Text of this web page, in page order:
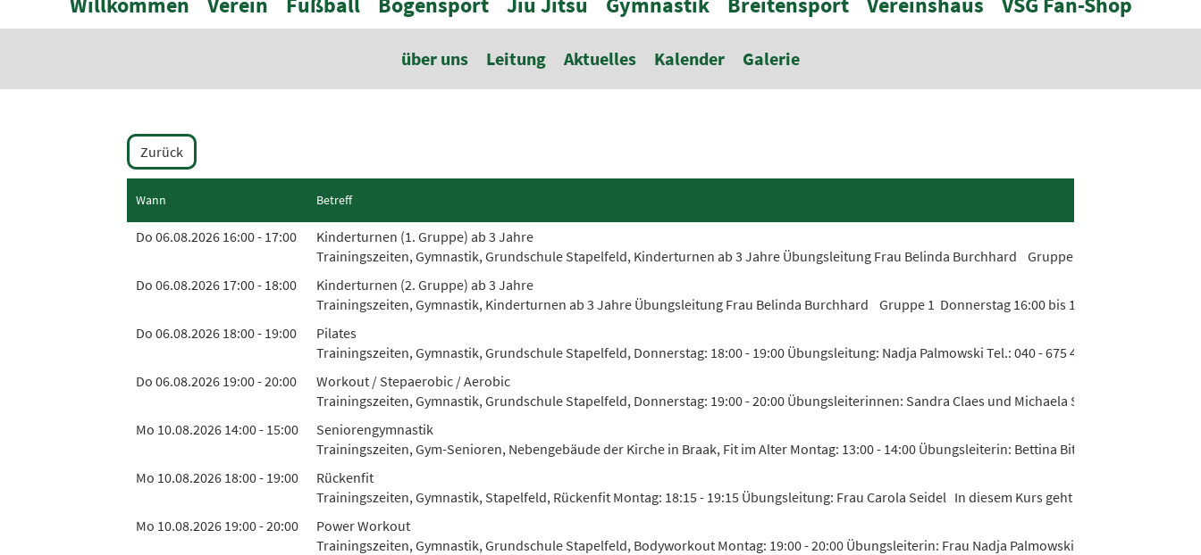
über uns Leitung Aktuelles Kalender Galerie
Zurück
Wann Betreff
Do 06.08.2026 16:00 - 17:00
Kinderturnen (1. Gruppe) ab 3 Jahre
Trainingszeiten, Gymnastik, Grundschule Stapelfeld, Kinderturnen ab 3 Jahre Übungsleitung Frau Belinda Burchhard Gruppe 1 Donnerstag 16:00
Do 06.08.2026 17:00 - 18:00
Kinderturnen (2. Gruppe) ab 3 Jahre
Trainingszeiten, Gymnastik, Kinderturnen ab 3 Jahre Übungsleitung Frau Belinda Burchhard Gruppe 1 Donnerstag 16:00 bis 17:00 Uhr Gruppe 2
Do 06.08.2026 18:00 - 19:00
Pilates
Trainingszeiten, Gymnastik, Grundschule Stapelfeld, Donnerstag: 18:00 - 19:00 Übungsleitung: Nadja Palmowski Tel.: 040 - 675 42 22 Training für...
Do 06.08.2026 19:00 - 20:00
Workout / Stepaerobic / Aerobic
Trainingszeiten, Gymnastik, Grundschule Stapelfeld, Donnerstag: 19:00 - 20:00 Übungsleiterinnen: Sandra Claes und Michaela Siedenburg - Kraft-
Mo 10.08.2026 14:00 - 15:00
Seniorengymnastik
Trainingszeiten, Gym-Senioren, Nebengebäude der Kirche in Braak, Fit im Alter Montag: 13:00 - 14:00 Übungsleiterin: Bettina Bitel Der Kurs wend...
Mo 10.08.2026 18:00 - 19:00
Rückenfit
Trainingszeiten, Gymnastik, Stapelfeld, Rückenfit Montag: 18:15 - 19:15 Übungsleitung: Frau Carola Seidel In diesem Kurs geht es nicht nur darum...
Mo 10.08.2026 19:00 - 20:00
Power Workout
Trainingszeiten, Gymnastik, Grundschule Stapelfeld, Bodyworkout Montag: 19:00 - 20:00 Übungsleiterin: Frau Nadja Palmowski Kraft- und